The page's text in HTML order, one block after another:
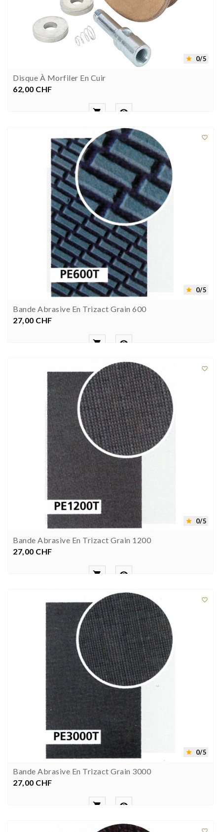
 0/5
Disque À Morfiler En Cuir
Prezzo
62,00 CHF
 

 0/5
Bande Abrasive En Trizact Grain 600
Prezzo
27,00 CHF
 

 0/5
Bande Abrasive En Trizact Grain 1200
Prezzo
27,00 CHF
 

 0/5
Bande Abrasive En Trizact Grain 3000
Prezzo
27,00 CHF
 